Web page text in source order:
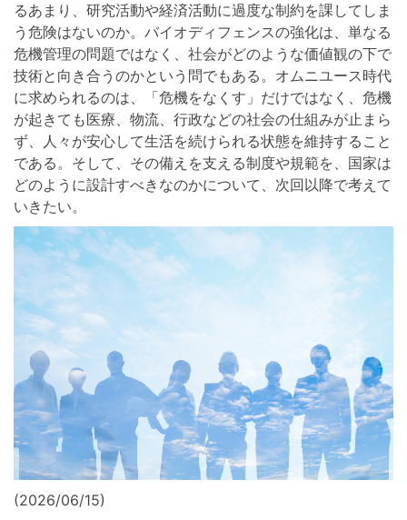
るあまり、研究活動や経済活動に過度な制約を課してしま
う危険はないのか。バイオディフェンスの強化は、単なる
危機管理の問題ではなく、社会がどのような価値観の下で
技術と向き合うのかという問でもある。オムニユース時代
に求められるのは、「危機をなくす」だけではなく、危機
が起きても医療、物流、行政などの社会の仕組みが止まら
ず、人々が安心して生活を続けられる状態を維持すること
である。そして、その備えを支える制度や規範を、国家は
どのように設計すべきなのかについて、次回以降で考えて
いきたい。
(2026/06/15)